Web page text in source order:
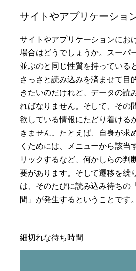
サイトやアプリケーショ
サイトやアプリケーションにお
場合はどうでしょうか。スーパ
並ぶのと同じ性質を持っている
さっさと読み込みを済ませて目
きたいのだけれど、データの読
ればなりません。そして、その
欲している情報にたどり着ける
きません。たとえば、自身が求
くためには、メニューから該当
リックするなど、何かしらの判
要があります。そして遷移を繰
は、そのたびに読み込み待ちの
間」が発生するということです。